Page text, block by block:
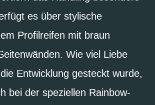
es über stylische
Profilreifen mit braun
Wie viel Liebe
Entwicklung gesteckt wurde,
bei der speziellen Rainbow-